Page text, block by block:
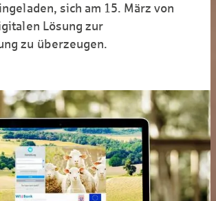
sich am 15. März von
Lösung zur
zu überzeugen.